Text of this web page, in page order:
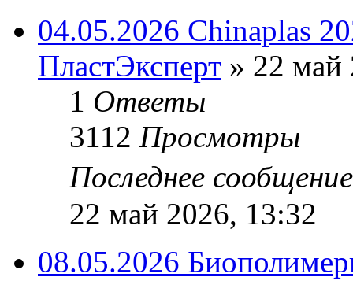
04.05.2026 Chinaplas
ПластЭксперт » 22 май
1 Ответы
3112 Просмотры
Последнее
22 май 2026, 13:32
08.05.2026